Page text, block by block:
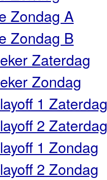
Zondag A
Zondag B
Zaterdag
Zondag
1 Zaterdag
2 Zaterdag
1 Zondag
2 Zondag